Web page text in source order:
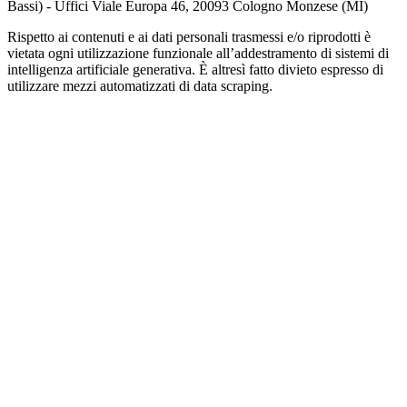
Bassi) - Uffici Viale Europa 46, 20093 Cologno Monzese (MI)
Rispetto ai contenuti e ai dati personali trasmessi e/o riprodotti è
vietata ogni utilizzazione funzionale all’addestramento di sistemi di
intelligenza artificiale generativa. È altresì fatto divieto espresso di
utilizzare mezzi automatizzati di data scraping.